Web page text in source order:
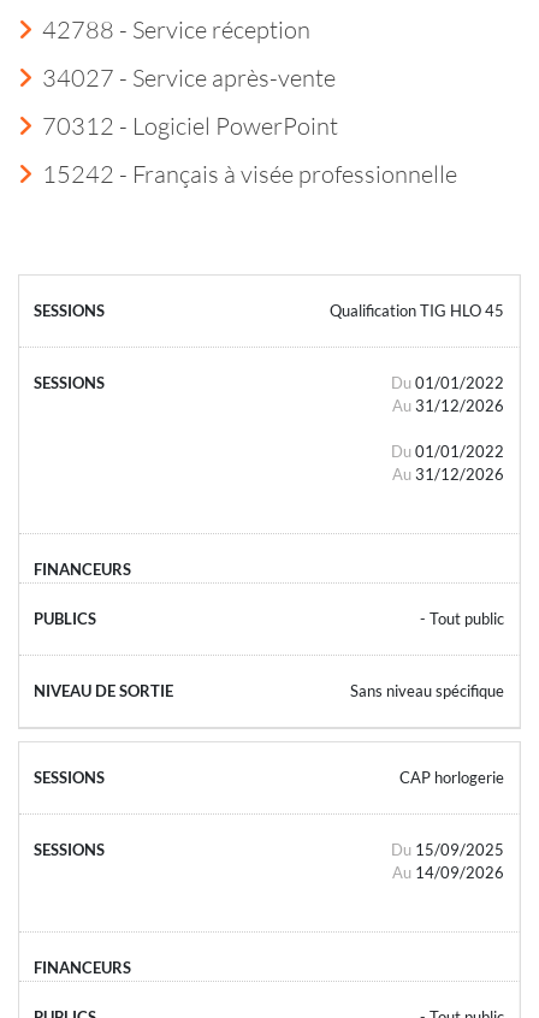
42788 - Service réception
34027 - Service après-vente
70312 - Logiciel PowerPoint
15242 - Français à visée professionnelle
Qualification TIG HLO 45
Du 01/01/2022
Au 31/12/2026
Du 01/01/2022
Au 31/12/2026
- Tout public
Sans niveau spécifique
CAP horlogerie
Du 15/09/2025
Au 14/09/2026